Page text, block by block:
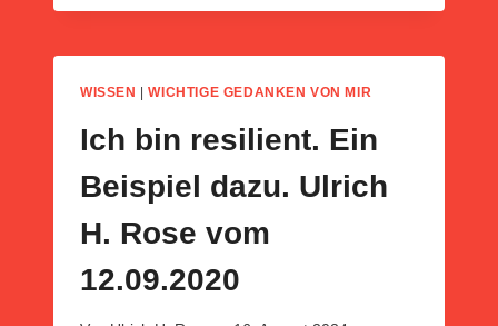
DES
ULRICH
02.06.2018
WISSEN |WICHTIGE GEDANKEN VON MIR
Ich bin resilient. Ein
Beispiel dazu. Ulrich
H. Rose vom
12.09.2020